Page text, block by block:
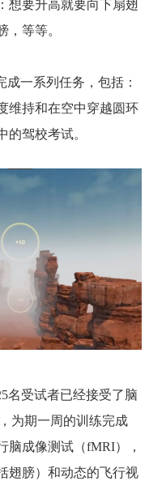
想要升高就要向下扇翅
，等等。
成一系列任务，包括：
维持和在空中穿越圆环
驾校考试。
名受试者已经接受了脑
为期一周的训练完成
脑成像测试（fMRI），
翅膀）和动态的飞行视